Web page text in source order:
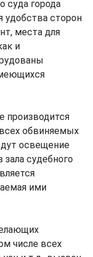
суда города
удобства сторон
места для
и
производится
обвиняемых
освещение
судебного
ими
числе всех